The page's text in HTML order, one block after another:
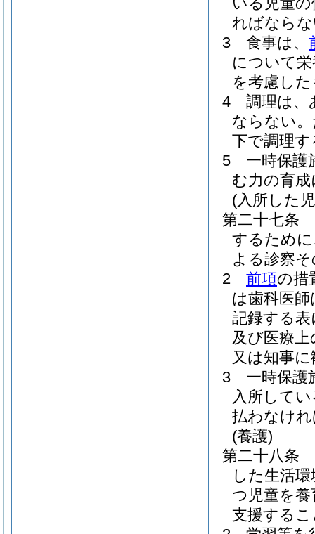
ればなら
3
食事は、
について
を考慮し
4
調理は、
ならない。
下で調理
5
一時保護
む力の育
(入所した
第二十七条
するため
よる診察
2
前項の措
は歯科医
記録する
及び医療
又は知事
3
一時保護
入所して
払わなけ
(養護)
第二十八条
した生活
つ児童を
支援する